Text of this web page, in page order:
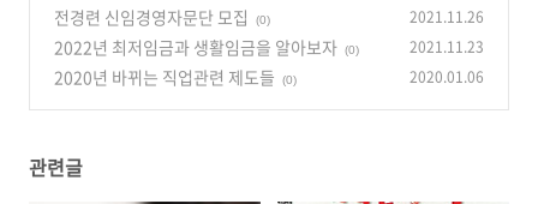
전경련 신임경영자문단 모집 (0) 2021.11.26
2022년 최저임금과 생활임금을 알아보자 (0) 2021.11.23
2020년 바뀌는 직업관련 제도들 (0) 2020.01.06
관련글